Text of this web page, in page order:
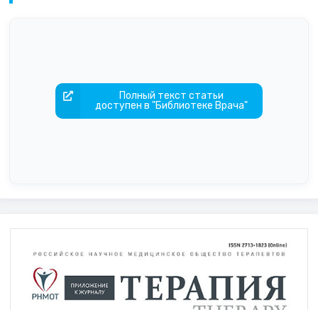
Полный текст статьи
доступен в "Библиотеке Врача"